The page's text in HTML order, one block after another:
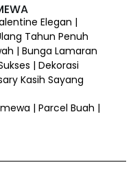
Elegan |
Tahun Penuh
| Bunga Lamaran
| Dekorasi
Kasih Sayang
| Parcel Buah |